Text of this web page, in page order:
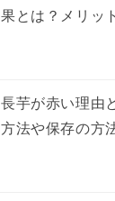
果とは？メリッ
長芋が赤い理由
方法や保存の方